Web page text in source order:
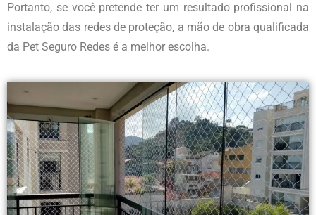
Portanto, se você pretende ter um resultado profissional na
instalação das redes de proteção, a mão de obra qualificada
da Pet Seguro Redes é a melhor escolha.